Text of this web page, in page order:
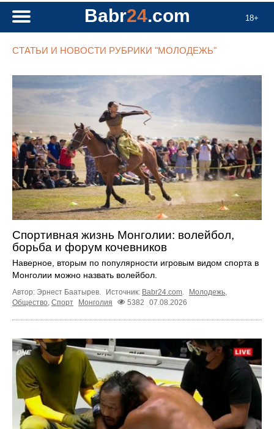
18+
Babr24.com
СТАТЬИ И НОВОСТИ РУБРИКИ "МОЛОДЕЖЬ"
Спортивная жизнь Монголии: волейбол,
борьба и форум кочевников
Наверное, вторым по популярности игровым видом спорта в
Монголии можно назвать волейбол.
Автор: Эрнест Баатырев. Источник: Babr24.com Молодежь
Общество Спорт Монголия 5382 07.08.2026